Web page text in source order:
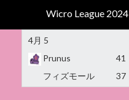
Wicro League 2024
4月 5
Prunus
41
フィズモール
37